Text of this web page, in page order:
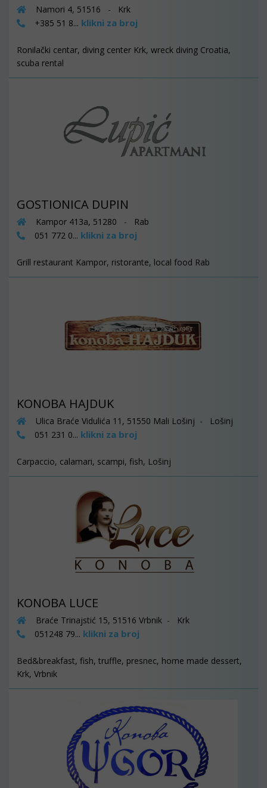
Namori 4, 51516 - Krk
+385 51 8... klikni za broj
Ronilački centar, diving center Krk, wreck diving Croatia,
scuba rental
GOSTIONICA DUPIN
Kampor 413a, 51280 - Rab
051 772 0... klikni za broj
Grill restaurant Kampor, ristorante, local food Rab
KONOBA HAJDUK
Ulica Braće Vidulića 11, 51550 Mali Lošinj - Lošinj
051 231 0... klikni za broj
Carpaccio, calamari, scampi, fish, Lošinj
KONOBA LUCE
Braće Trinajstić 15, 51516 Vrbnik - Krk
051248 79... klikni za broj
Bed&breakfast, fish, truffle, presnec, home made dessert,
Krk, Vrbnik